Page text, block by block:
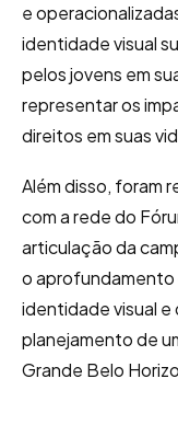
e
identidade visual
pelos jovens em
representar os
direitos em suas
Além disso, foram
com a rede do
articulação da
o aprofundamento
identidade visual e
planejamento de
Grande Belo